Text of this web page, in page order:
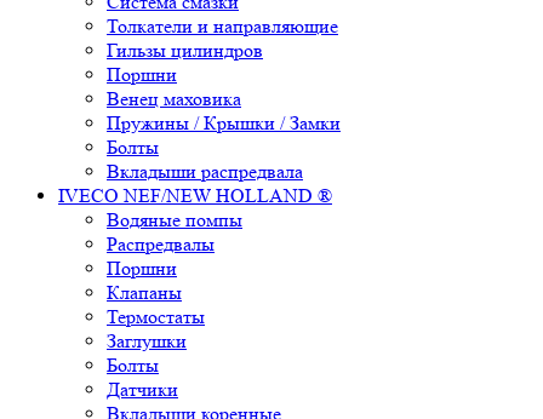
Толкатели и направляющие
Гильзы цилиндров
Поршни
Венец маховика
Пружины / Крышки / Замки
Болты
Вкладыши распредвала
IVECO NEF/NEW HOLLAND ®
Водяные помпы
Распредвалы
Поршни
Клапаны
Термостаты
Заглушки
Болты
Датчики
Вкладыши коренные